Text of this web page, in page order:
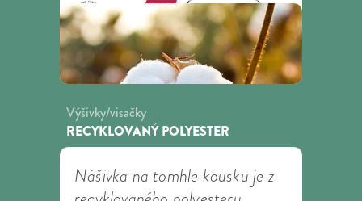
Výšivky/visačky
RECYKLOVANÝ POLYESTER
Nášivka na tomhle kousku je z